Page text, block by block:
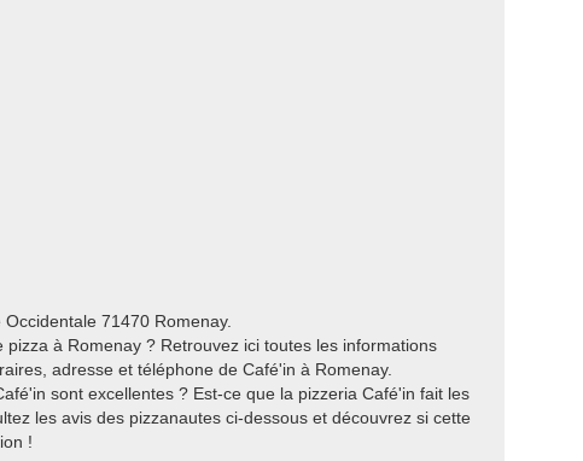
71470 Romenay.
à Romenay ? Retrouvez ici toutes les informations
adresse et téléphone de Café'in à Romenay.
sont excellentes ? Est-ce que la pizzeria Café'in fait les
les avis des pizzanautes ci-dessous et découvrez si cette
!